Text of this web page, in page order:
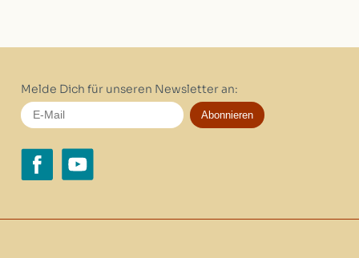
Melde Dich für unseren Newsletter an:
Abonnieren